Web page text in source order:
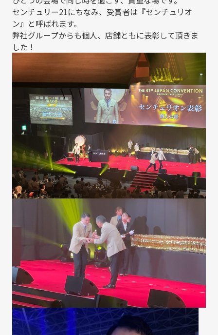
センチュリー21にちなみ、受賞者は『センチュリオ
ン』と呼ばれます。
弊社グループからも個人、店舗ともに表彰して頂きま
した！